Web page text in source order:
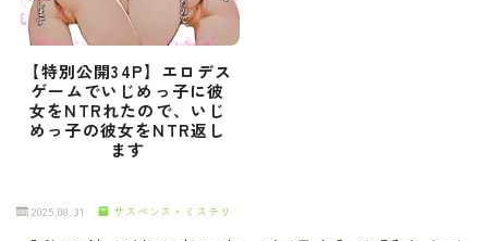
【特別公開34P】エロデス
ゲームでいじめっ子に彼
女をNTRれたので、いじ
めっ子の彼女をNTR返し
ます
2025.08.31 サスペンス・ミステリ